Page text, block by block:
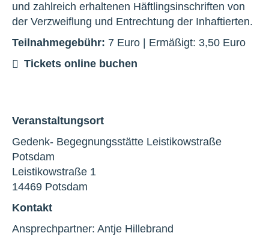
und zahlreich erhaltenen Häftlingsinschriften von
der Verzweiflung und Entrechtung der Inhaftierten.
Teilnahmegebühr: 7 Euro | Ermäßigt: 3,50 Euro
Tickets online buchen
Veranstaltungsort
Gedenk- Begegnungsstätte Leistikowstraße
Potsdam
Leistikowstraße 1
14469 Potsdam
Kontakt
Ansprechpartner: Antje Hillebrand